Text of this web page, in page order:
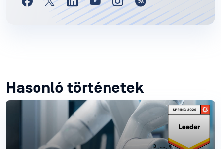
Hasonló történetek